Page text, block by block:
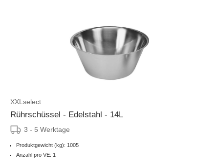
XXLselect
Rührschüssel - Edelstahl - 14L
3 - 5 Werktage
Produktgewicht (kg): 1005
Anzahl pro VE: 1